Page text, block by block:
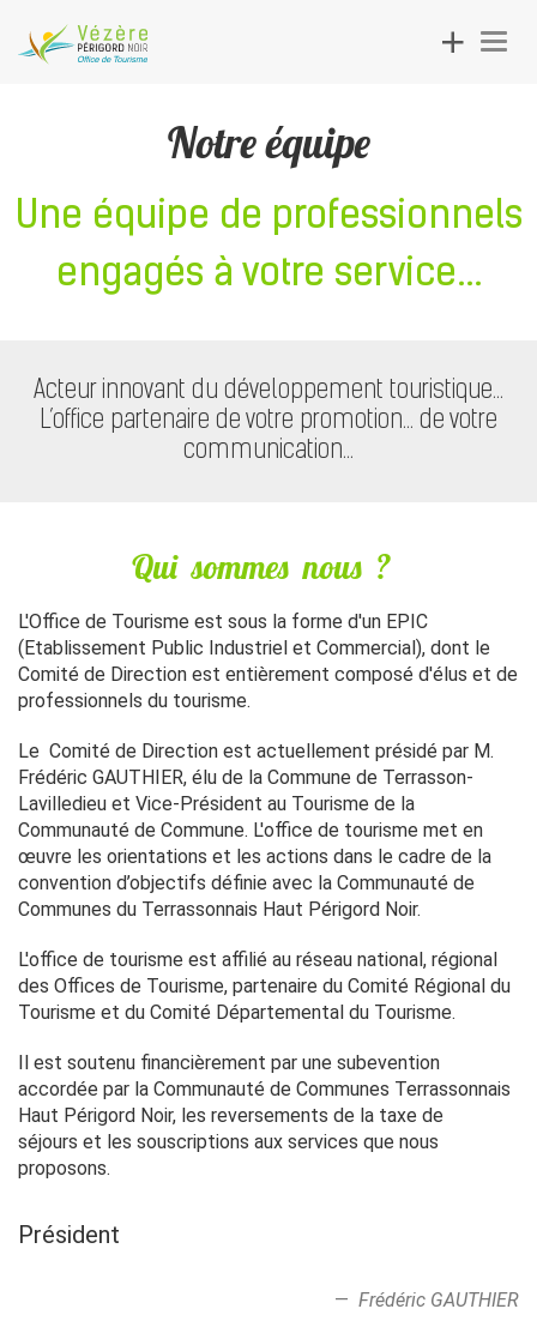
Toggle
navigation
Notre équipe
Une équipe de professionnels
engagés à votre service...
Acteur innovant du développement touristique...
L’office partenaire de votre promotion... de votre
communication...
Qui sommes nous ?
L'Office de Tourisme est sous la forme d'un EPIC
(Etablissement Public Industriel et Commercial), dont le
Comité de Direction est entièrement composé d'élus et de
professionnels du tourisme.
Le Comité de Direction est actuellement présidé par M.
Frédéric GAUTHIER, élu de la Commune de Terrasson-
Lavilledieu et Vice-Président au Tourisme de la
Communauté de Commune. L'office de tourisme met en
œuvre les orientations et les actions dans le cadre de la
convention d’objectifs définie avec la Communauté de
Communes du Terrassonnais Haut Périgord Noir.
L'office de tourisme est affilié au réseau national, régional
des Offices de Tourisme, partenaire du Comité Régional du
Tourisme et du Comité Départemental du Tourisme.
Il est soutenu financièrement par une subevention
accordée par la Communauté de Communes Terrassonnais
Haut Périgord Noir, les reversements de la taxe de
séjours et les souscriptions aux services que nous
proposons.
Président
Frédéric GAUTHIER